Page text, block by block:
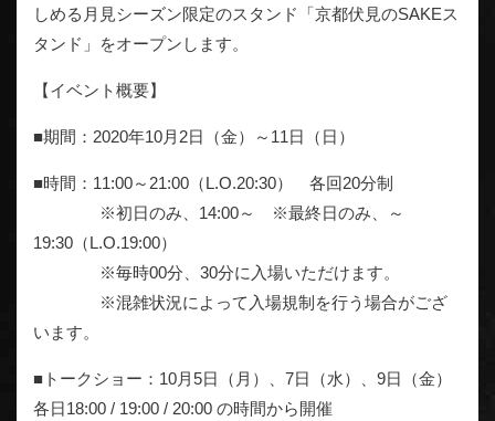
しめる月見シーズン限定のスタンド「京都伏見のSAKEス
タンド」をオープンします。
【イベント概要】
■期間：2020年10月2日（金）～11日（日）
■時間：11:00～21:00（L.O.20:30） 各回20分制
※初日のみ、14:00～ ※最終日のみ、～
19:30（L.O.19:00）
※毎時00分、30分に入場いただけます。
※混雑状況によって入場規制を行う場合がござ
います。
■トークショー：10月5日（月）、7日（水）、9日（金）
各日18:00 / 19:00 / 20:00 の時間から開催